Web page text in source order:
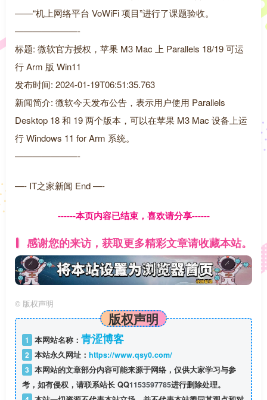
——“机上网络平台 VoWiFi 项目”进行了课题验收。
———————-
标题: 微软官方授权，苹果 M3 Mac 上 Parallels 18/19 可运
行 Arm 版 Win11
发布时间: 2024-01-19T06:51:35.763
新闻简介: 微软今天发布公告，表示用户使用 Parallels
Desktop 18 和 19 两个版本，可以在苹果 M3 Mac 设备上运
行 Windows 11 for Arm 系统。
———————-
—- IT之家新闻 End —-
------本页内容已结束，喜欢请分享------
感谢您的来访，获取更多精彩文章请收藏本站。
© 版权声明
版权声明
1 本网站名称： 青涩博客
2 本站永久网址： https://www.qsy0.com/
3 本网站的文章部分内容可能来源于网络，仅供大家学习与参
考，如有侵权，请联系站长 QQ1153597785进行删除处理。